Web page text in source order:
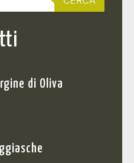
di Oliva